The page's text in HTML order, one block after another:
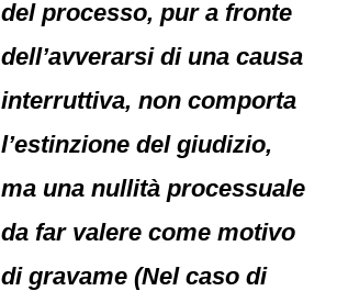
del processo, pur a fronte
dell’avverarsi di una causa
interruttiva, non comporta
l’estinzione del giudizio,
ma una nullità processuale
da far valere come motivo
di gravame (Nel caso di